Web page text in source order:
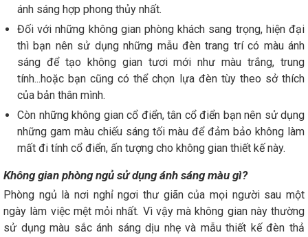
ánh sáng hợp phong thủy nhất.
Đối với những không gian phòng khách sang trọng, hiện đại
thì bạn nên sử dụng những mẫu đèn trang trí có màu ánh
sáng để tạo không gian tươi mới như màu trắng, trung
tính...hoặc bạn cũng có thể chọn lựa đèn tùy theo sở thích
của bản thân mình.
Còn những không gian cổ điển, tân cổ điển bạn nên sử dụng
những gam màu chiếu sáng tối màu để đảm bảo không làm
mất đi tính cổ điển, ấn tượng cho không gian thiết kế này.
Không gian phòng ngủ sử dụng ánh sáng màu gì?
Phòng ngủ là nơi nghỉ ngơi thư giãn của mọi người sau một
ngày làm việc mệt mỏi nhất. Vì vậy mà không gian này thường
sử dụng màu sắc ánh sáng dịu nhẹ và mẫu thiết kế đèn thả